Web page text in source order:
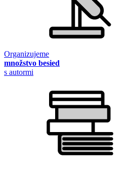
Organizujeme
množstvo besied
s autormi